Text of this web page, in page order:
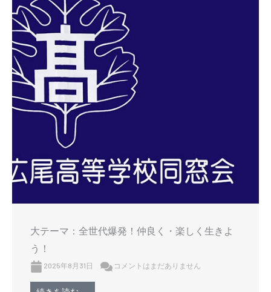
大テーマ：全世代爆発！仲良く・楽しく生きよ
う！
2025年8月31日 コメントはまだありません